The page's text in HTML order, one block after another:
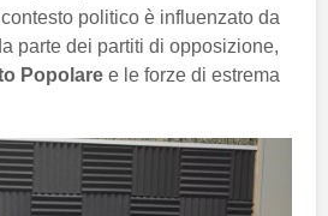
politico è influenzato da
parte dei partiti di opposizione,
Popolare e le forze di estrema